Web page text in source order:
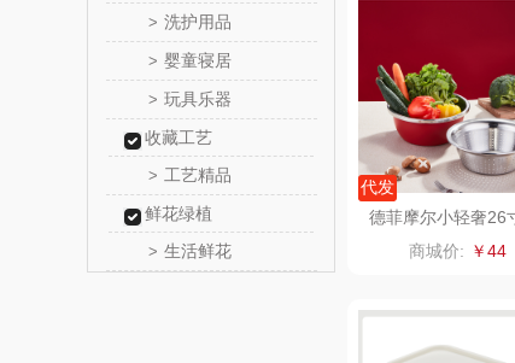
> 洗护用品
> 婴童寝居
> 玩具乐器
收藏工艺
> 工艺精品
鲜花绿植
> 生活鲜花
家
代发
德菲摩尔小轻奢26
宝盆二件套本色
商城价: ￥44